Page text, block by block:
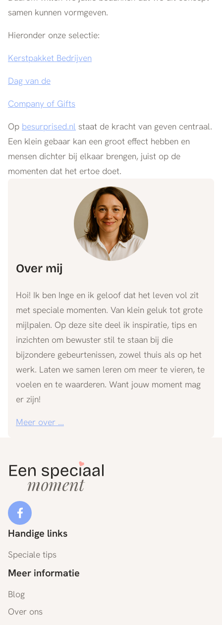
samen kunnen vormgeven.
Hieronder onze selectie:
Kerstpakket Bedrijven
Dag van de
Company of Gifts
Op besurprised.nl staat de kracht van geven centraal.
Een klein gebaar kan een groot effect hebben en
mensen dichter bij elkaar brengen, juist op de
momenten dat het ertoe doet.
Over mij
Hoi! Ik ben Inge en ik geloof dat het leven vol zit
met speciale momenten. Van klein geluk tot grote
mijlpalen. Op deze site deel ik inspiratie, tips en
inzichten om bewuster stil te staan bij die
bijzondere gebeurtenissen, zowel thuis als op het
werk. Laten we samen leren om meer te vieren, te
voelen en te waarderen. Want jouw moment mag
er zijn!
Meer over ...
Handige links
Speciale tips
Meer informatie
Blog
Over ons